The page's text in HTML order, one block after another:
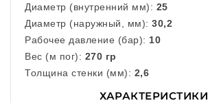
Диаметр (внутренний мм): 25
Диаметр (наружный, мм): 30,2
Рабочее давление (бар): 10
Вес (м пог): 270 гр
Толщина стенки (мм): 2,6
ХАРАКТЕРИСТИКИ